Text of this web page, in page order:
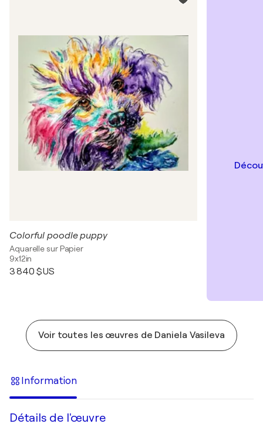
Colorful poodle puppy
Aquarelle sur Papier
9x12in
3 840 $US
Voir toutes les œuvres de Daniela Vasileva
Information
Détails de l'œuvre